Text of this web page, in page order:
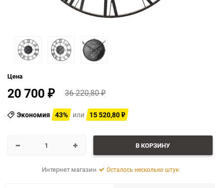
Цена
20 700 ₽ 36 220,80₽
Экономия 43% или 15 520,80 ₽
В КОРЗИНУ
Интернет магазин Осталось несколько штук